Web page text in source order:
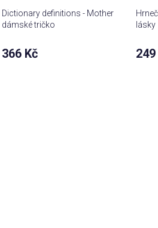
Dictionary definitions - Mother
dámské tričko
366 Kč
lásky